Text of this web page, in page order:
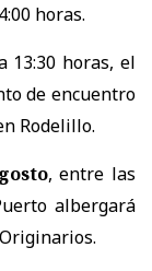
horas.
13:30 horas, el
de encuentro
Rodelillo.
, entre las
albergará